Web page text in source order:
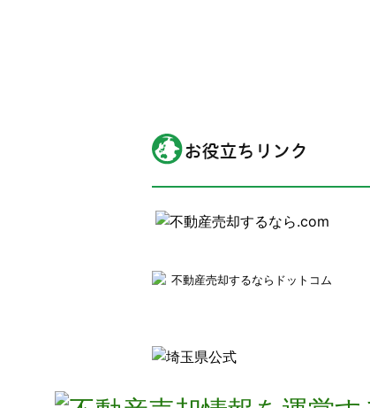
不動産売却するならドットコム